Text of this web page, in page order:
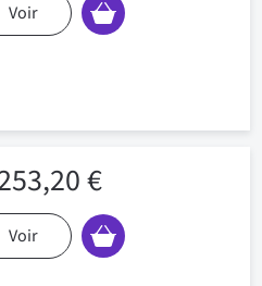
Voir
€
Voir